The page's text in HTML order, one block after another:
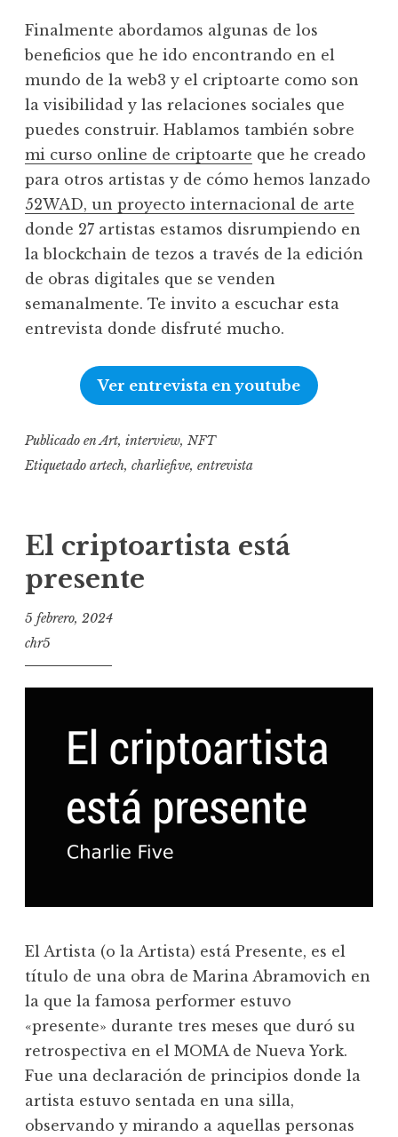
Finalmente abordamos algunas de los
beneficios que he ido encontrando en el
mundo de la web3 y el criptoarte como son
la visibilidad y las relaciones sociales que
puedes construir. Hablamos también sobre
mi curso online de criptoarte que he creado
para otros artistas y de cómo hemos lanzado
52WAD, un proyecto internacional de arte
donde 27 artistas estamos disrumpiendo en
la blockchain de tezos a través de la edición
de obras digitales que se venden
semanalmente. Te invito a escuchar esta
entrevista donde disfruté mucho.
Ver entrevista en youtube
Publicado enArt, interview, NFT
Etiquetado artech, charliefive, entrevista
El criptoartista está
presente
5 febrero, 2024
chr5
El Artista (o la Artista) está Presente, es el
título de una obra de Marina Abramovich en
la que la famosa performer estuvo
«presente» durante tres meses que duró su
retrospectiva en el MOMA de Nueva York.
Fue una declaración de principios donde la
artista estuvo sentada en una silla,
observando y mirando a aquellas personas